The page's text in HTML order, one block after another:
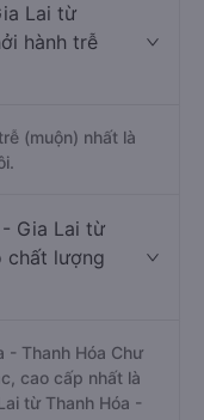
Lai từ
hành trễ
(muộn) nhất là
Gia Lai từ
chất lượng
- Thanh Hóa Chư
cao cấp nhất là
từ Thanh Hóa -